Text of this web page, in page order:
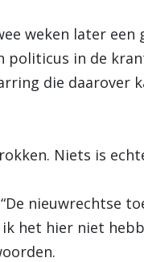
weken later een
politicus in de
die daarover
Niets is
nieuwrechtse
het hier niet